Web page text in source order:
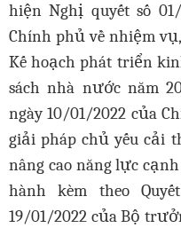
hiện Nghị quyết số
Chính phủ về nhiệm
Kế hoạch phát triển
sách nhà nước năm
ngày 10/01/2022 của
giải pháp chủ yếu cải
nâng cao năng lực
hành kèm theo
19/01/2022 của Bộ